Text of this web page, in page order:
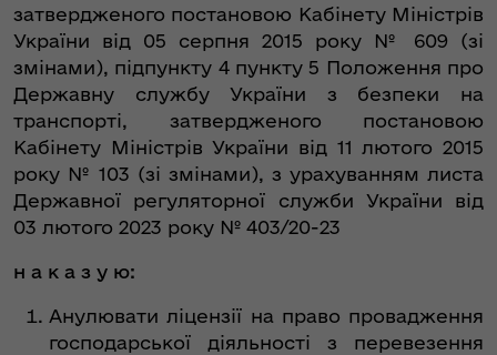
затвердженого постановою Кабінету Міністрів
України від 05 серпня 2015 року № 609 (зі
змінами), підпункту 4 пункту 5 Положення про
Державну службу України з безпеки на
транспорті, затвердженого постановою
Кабінету Міністрів України від 11 лютого 2015
року № 103 (зі змінами), з урахуванням листа
Державної регуляторної служби України від
03 лютого 2023 року № 403/20-23
н а к а з у ю:
Анулювати ліцензії на право провадження
господарської діяльності з перевезення